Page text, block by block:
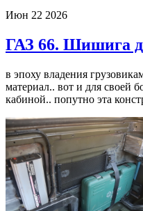
Июн 22 2026
ГАЗ 66. Шишига
в эпоху владения
материал.. вот и для своей
кабиной.. попутно эта